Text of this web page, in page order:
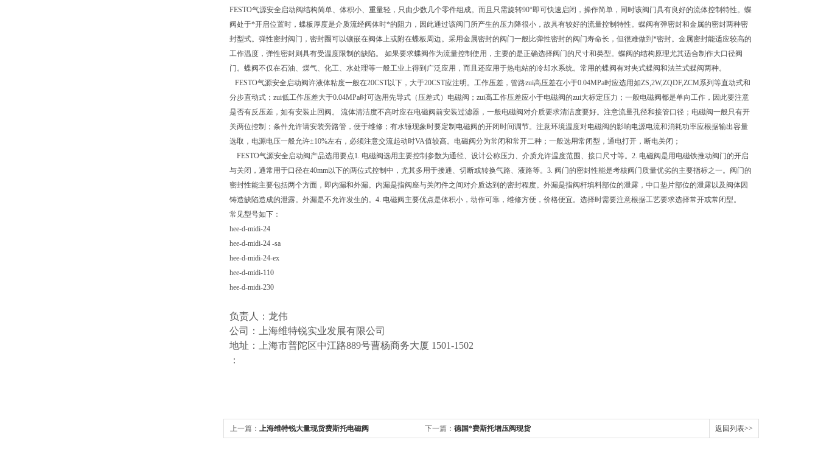
FESTO气源安全启动阀结构简单、体积小、重量轻，只由少数几个零件组成。而且只需旋转90°即可快速启闭，操作简单，同时该阀门具有良好的流体控制特性。蝶
阀处于*开启位置时，蝶板厚度是介质流经阀体时*的阻力，因此通过该阀门所产生的压力降很小，故具有较好的流量控制特性。蝶阀有弹密封和金属的密封两种密
封型式。弹性密封阀门，密封圈可以镶嵌在阀体上或附在蝶板周边。采用金属密封的阀门一般比弹性密封的阀门寿命长，但很难做到*密封。金属密封能适应较高的
工作温度，弹性密封则具有受温度限制的缺陷。 如果要求蝶阀作为流量控制使用，主要的是正确选择阀门的尺寸和类型。蝶阀的结构原理尤其适合制作大口径阀
门。蝶阀不仅在石油、煤气、化工、水处理等一般工业上得到广泛应用，而且还应用于热电站的冷却水系统。常用的蝶阀有对夹式蝶阀和法兰式蝶阀两种。
FESTO气源安全启动阀许液体粘度一般在20CST以下，大于20CST应注明。工作压差，管路zui高压差在小于0.04MPa时应选用如ZS,2W,ZQDF,ZCM系列等直动式和
分步直动式；zui低工作压差大于0.04MPa时可选用先导式（压差式）电磁阀；zui高工作压差应小于电磁阀的zui大标定压力；一般电磁阀都是单向工作，因此要注意
是否有反压差，如有安装止回阀。 流体清洁度不高时应在电磁阀前安装过滤器，一般电磁阀对介质要求清洁度要好。注意流量孔径和接管口径；电磁阀一般只有开
关两位控制；条件允许请安装旁路管，便于维修；有水锤现象时要定制电磁阀的开闭时间调节。注意环境温度对电磁阀的影响电源电流和消耗功率应根据输出容量
选取，电源电压一般允许±10%左右，必须注意交流起动时VA值较高。电磁阀分为常闭和常开二种；一般选用常闭型，通电打开，断电关闭；
FESTO气源安全启动阀产品选用要点1. 电磁阀选用主要控制参数为通径、设计公称压力、介质允许温度范围、接口尺寸等。2. 电磁阀是用电磁铁推动阀门的开启
与关闭，通常用于口径在40mm以下的两位式控制中，尤其多用于接通、切断或转换气路、液路等。3. 阀门的密封性能是考核阀门质量优劣的主要指标之一。阀门的
密封性能主要包括两个方面，即内漏和外漏。内漏是指阀座与关闭件之间对介质达到的密封程度。外漏是指阀杆填料部位的泄露，中口垫片部位的泄露以及阀体因
铸造缺陷造成的泄露。外漏是不允许发生的。4. 电磁阀主要优点是体积小，动作可靠，维修方便，价格便宜。选择时需要注意根据工艺要求选择常开或常闭型。
常见型号如下：
hee-d-midi-24
hee-d-midi-24 -sa
hee-d-midi-24-ex
hee-d-midi-110
hee-d-midi-230
负责人：龙伟
公司：上海维特锐实业发展有限公司
地址：上海市普陀区中江路889号曹杨商务大厦 1501-1502
：
上一篇： 上海维特锐大量现货费斯托电磁阀 下一篇： 德国*费斯托增压阀现货 返回列表>>